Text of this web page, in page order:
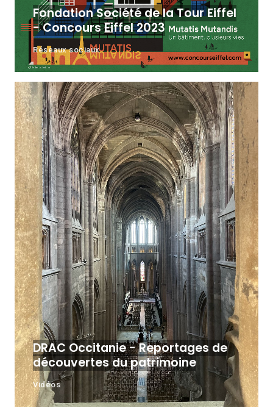
Fondation Société de la Tour Eiffel
- Concours Eiffel 2023
Réseaux sociaux
DRAC Occitanie - Reportages de
découvertes du patrimoine
Vidéos